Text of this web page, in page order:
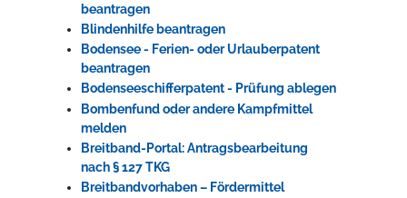
beantragen
Blindenhilfe beantragen
Bodensee - Ferien- oder Urlauberpatent
beantragen
Bodenseeschifferpatent - Prüfung ablegen
Bombenfund oder andere Kampfmittel
melden
Breitband-Portal: Antragsbearbeitung
nach § 127 TKG
Breitbandvorhaben – Fördermittel